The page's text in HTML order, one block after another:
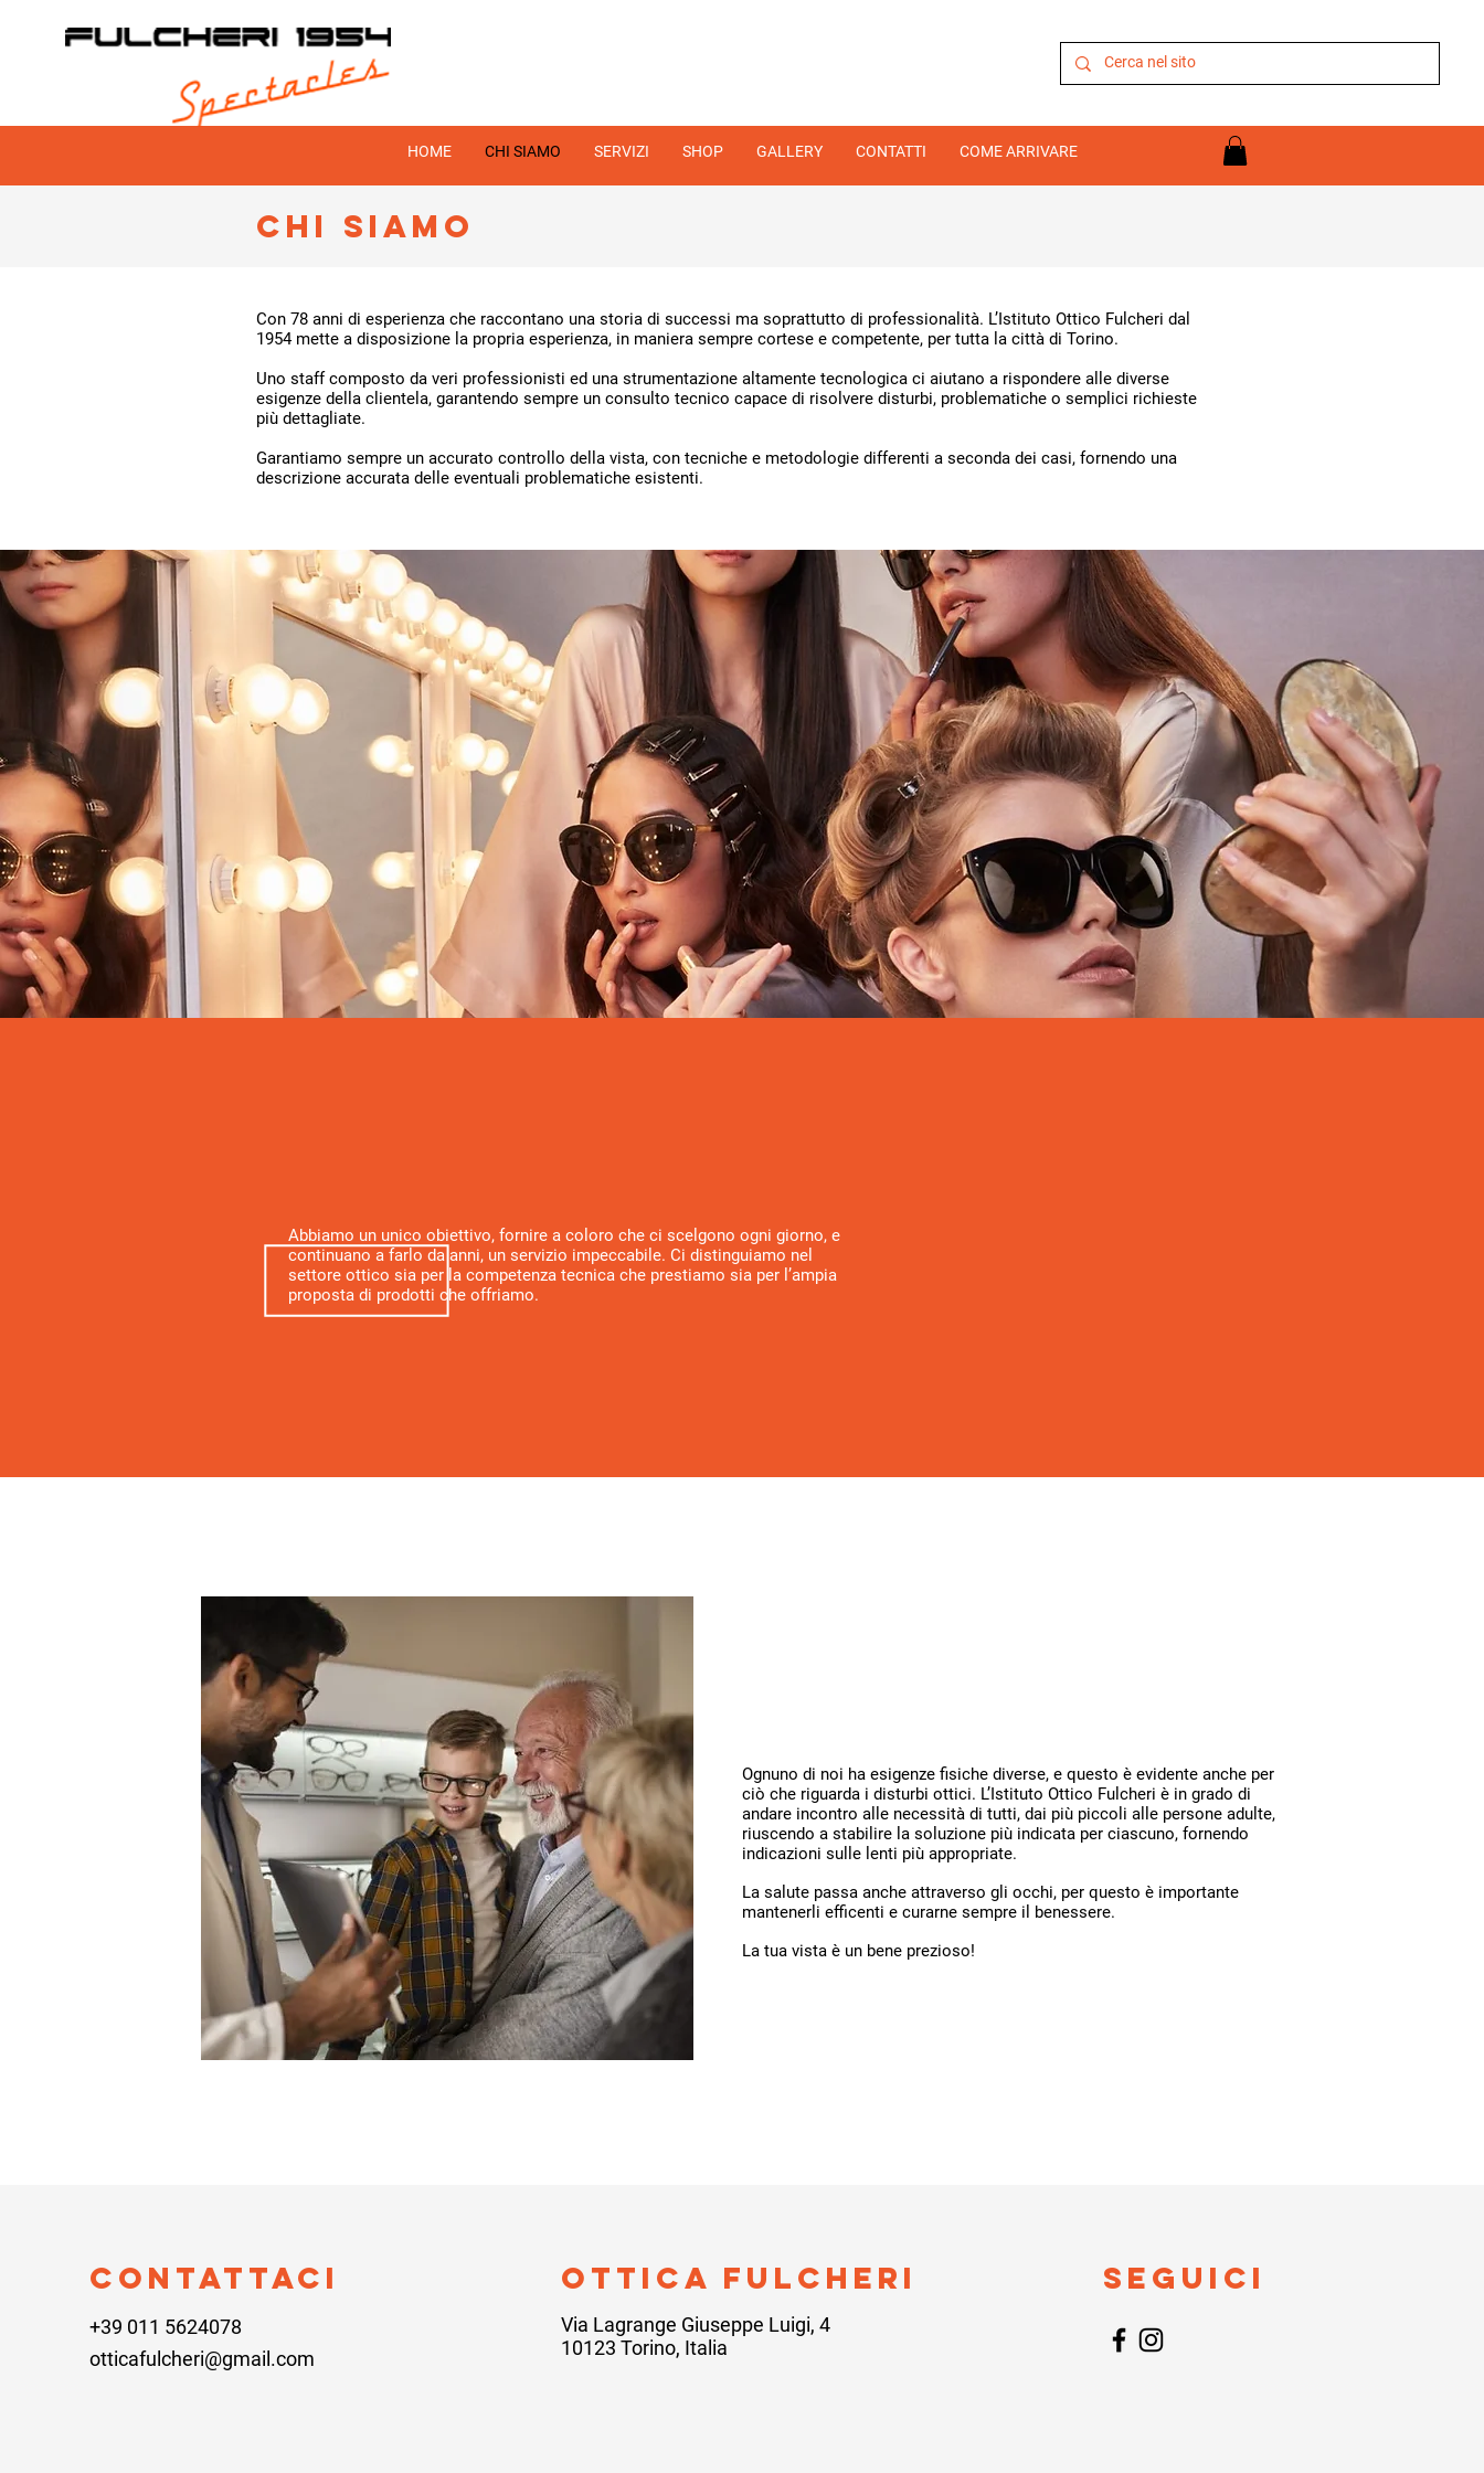
HOME CHI SIAMO SERVIZI SHOP GALLERY CONTATTI COME ARRIVARE
CHI SIAMO
Con 78 anni di esperienza che raccontano una storia di successi ma soprattutto di professionalità. L’Istituto Ottico Fulcheri dal
1954 mette a disposizione la propria esperienza, in maniera sempre cortese e competente, per tutta la città di Torino.
Uno staff composto da veri professionisti ed una strumentazione altamente tecnologica ci aiutano a rispondere alle diverse
esigenze della clientela, garantendo sempre un consulto tecnico capace di risolvere disturbi, problematiche o semplici richieste
più dettagliate.
Garantiamo sempre un accurato controllo della vista, con tecniche e metodologie differenti a seconda dei casi, fornendo una
descrizione accurata delle eventuali problematiche esistenti.
Abbiamo un unico obiettivo, fornire a coloro che ci scelgono ogni giorno, e
continuano a farlo da anni, un servizio impeccabile. Ci distinguiamo nel
settore ottico sia per la competenza tecnica che prestiamo sia per l’ampia
proposta di prodotti che offriamo.
Ognuno di noi ha esigenze fisiche diverse, e questo è evidente anche per
ciò che riguarda i disturbi ottici. L’Istituto Ottico Fulcheri è in grado di
andare incontro alle necessità di tutti, dai più piccoli alle persone adulte,
riuscendo a stabilire la soluzione più indicata per ciascuno, fornendo
indicazioni sulle lenti più appropriate.
La salute passa anche attraverso gli occhi, per questo è importante
mantenerli efficenti e curarne sempre il benessere.
La tua vista è un bene prezioso!
Contattaci
+39 011 5624078
otticafulcheri@gmail.com
ottica fulcheri
Via Lagrange Giuseppe Luigi, 4
10123 Torino, Italia
Seguici